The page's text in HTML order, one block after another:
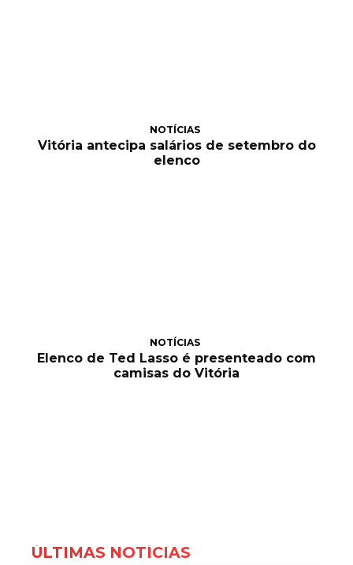
NOTÍCIAS
Vitória antecipa salários de setembro do
elenco
NOTÍCIAS
Elenco de Ted Lasso é presenteado com
camisas do Vitória
ÚLTIMAS NOTÍCIAS